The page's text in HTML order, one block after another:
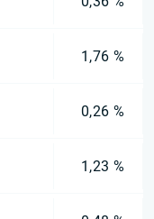
1,76 %
0,26 %
1,23 %